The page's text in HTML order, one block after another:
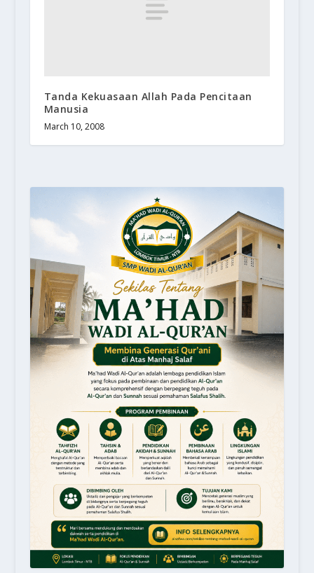
Tanda Kekuasaan Allah Pada Pencitaan
Manusia
March 10, 2008